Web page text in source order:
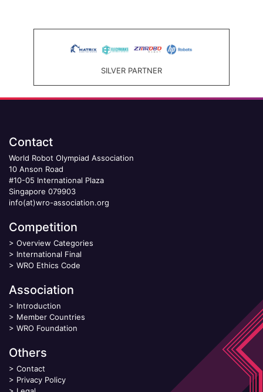
SILVER PARTNER
Contact
World Robot Olympiad Association
10 Anson Road
#10-05 International Plaza
Singapore 079903
info(at)wro-association.org
Competition
> Overview Categories
> International Final
> WRO Ethics Code
Association
> Introduction
> Member Countries
> WRO Foundation
Others
> Contact
> Privacy Policy